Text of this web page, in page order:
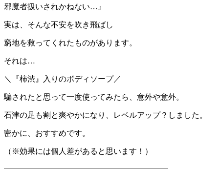
邪魔者扱いされかねない…』
実は、そんな不安を吹き飛ばし
窮地を救ってくれたものがあります。
それは…
＼『柿渋』入りのボディソープ／
騙されたと思って一度使ってみたら、意外や意外。
石津の足も割と爽やかになり、レベルアップ？しました。
密かに、おすすめです。
（※効果には個人差があると思います！）